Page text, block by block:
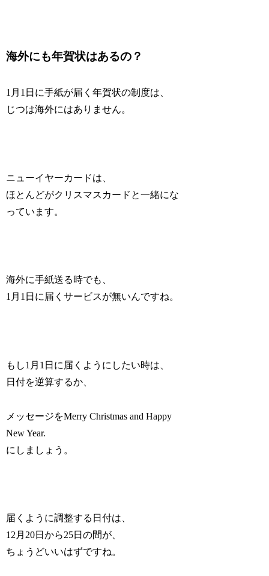
海外にも年賀状はあるの？
1月1日に手紙が届く年賀状の制度は、
じつは海外にはありません。
ニューイヤーカードは、
ほとんどがクリスマスカードと一緒にな
っています。
海外に手紙送る時でも、
1月1日に届くサービスが無いんですね。
もし1月1日に届くようにしたい時は、
日付を逆算するか、
メッセージをMerry Christmas and Happy
New Year.
にしましょう。
届くように調整する日付は、
12月20日から25日の間が、
ちょうどいいはずですね。